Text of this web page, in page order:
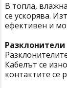
В топла,
се ускорява.
ефективен и
Разклонители
Кабелът се
контактите се